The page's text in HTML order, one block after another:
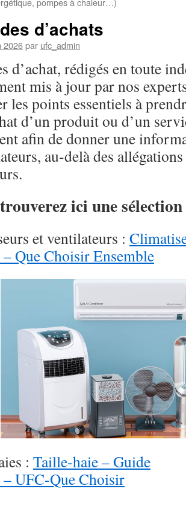
d’achats
2026par ufc_admin
d’achat, rédigés en toute
mis à jour par nos
les points essentiels à
d’un produit ou d’un
afin de donner une
au-delà des
ici une
et ventilateurs :
– Que Choisir Ensemble
: Taille-haie – Guide
– UFC-Que Choisir